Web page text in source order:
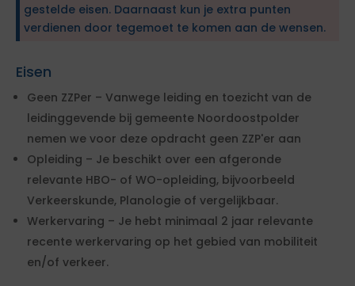
gestelde eisen. Daarnaast kun je extra punten
verdienen door tegemoet te komen aan de wensen.
Eisen
Geen ZZPer – Vanwege leiding en toezicht van de
leidinggevende bij gemeente Noordoostpolder
nemen we voor deze opdracht geen ZZP'er aan
Opleiding – Je beschikt over een afgeronde
relevante HBO- of WO-opleiding, bijvoorbeeld
Verkeerskunde, Planologie of vergelijkbaar.
Werkervaring – Je hebt minimaal 2 jaar relevante
recente werkervaring op het gebied van mobiliteit
en/of verkeer.